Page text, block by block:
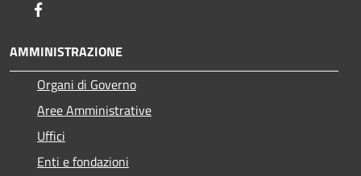
AMMINISTRAZIONE
Organi di Governo
Aree Amministrative
Uffici
Enti e fondazioni